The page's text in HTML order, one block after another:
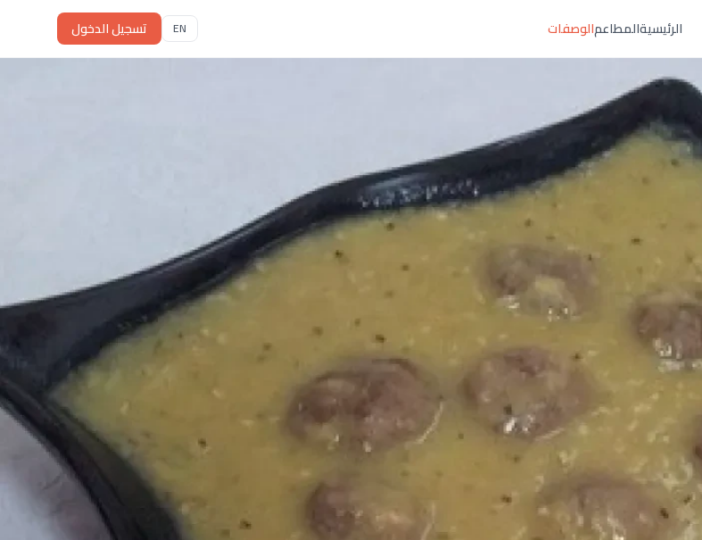
الرئيسيةالمطاعمالوصفات EN تسجيل الدخول